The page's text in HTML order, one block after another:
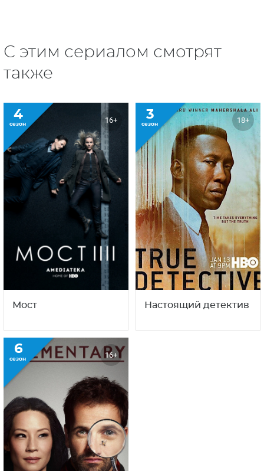
С этим сериалом смотрят
также
4 3 18+